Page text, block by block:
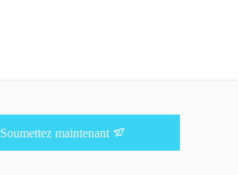
Soumettez maintenant